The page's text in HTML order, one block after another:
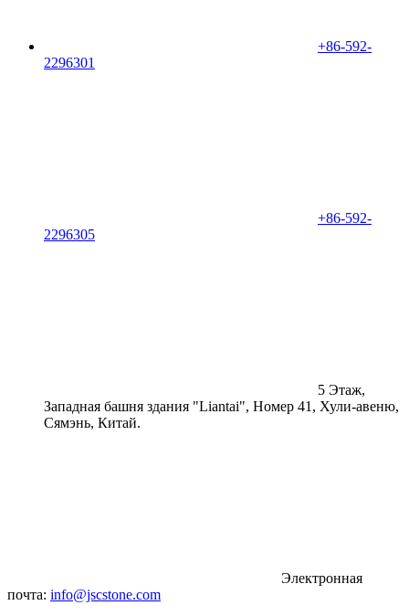
+86-592-
2296301
+86-592-
2296305
5 Этаж,
Западная башня здания "Liantai", Номер 41, Хули-авеню,
Сямэнь, Китай.
Электронная
почта: info@jscstone.com